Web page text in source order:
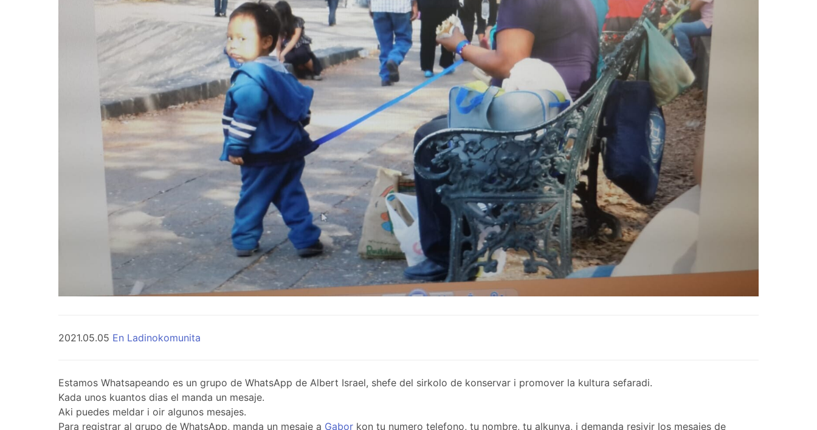
2021.05.05 En Ladinokomunita
Estamos Whatsapeando es un grupo de WhatsApp de Albert Israel, shefe del sirkolo de konservar i promover la kultura sefaradi.
Kada unos kuantos dias el manda un mesaje.
Aki puedes meldar i oir algunos mesajes.
Para registrar al grupo de WhatsApp, manda un mesaje a Gabor kon tu numero telefono, tu nombre, tu alkunya, i demanda resivir los mesajes de